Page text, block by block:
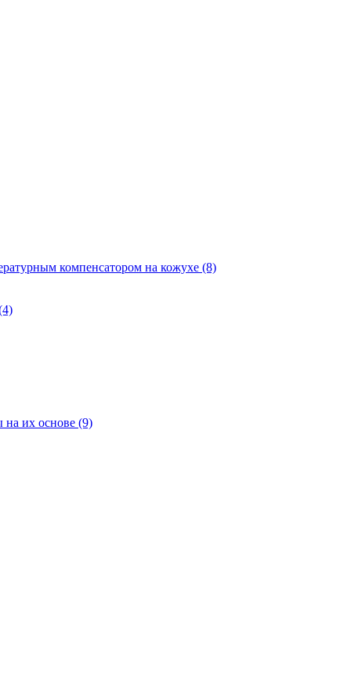
компенсатором на кожухе (8)
их основе (9)